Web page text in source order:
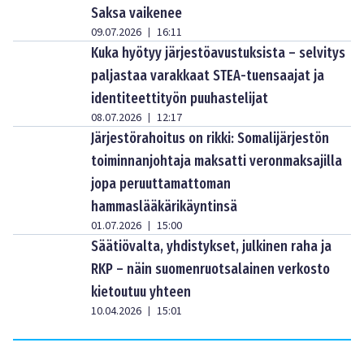
Saksa vaikenee
09.07.2026 | 16:11
Kuka hyötyy järjestöavustuksista – selvitys
paljastaa varakkaat STEA-tuensaajat ja
identiteettityön puuhastelijat
08.07.2026 | 12:17
Järjestörahoitus on rikki: Somalijärjestön
toiminnanjohtaja maksatti veronmaksajilla
jopa peruuttamattoman
hammaslääkärikäyntinsä
01.07.2026 | 15:00
Säätiövalta, yhdistykset, julkinen raha ja
RKP – näin suomenruotsalainen verkosto
kietoutuu yhteen
10.04.2026 | 15:01